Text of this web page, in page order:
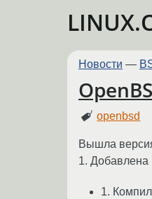
Новости —
openbsd
Вышла
1. Добавлена
1.